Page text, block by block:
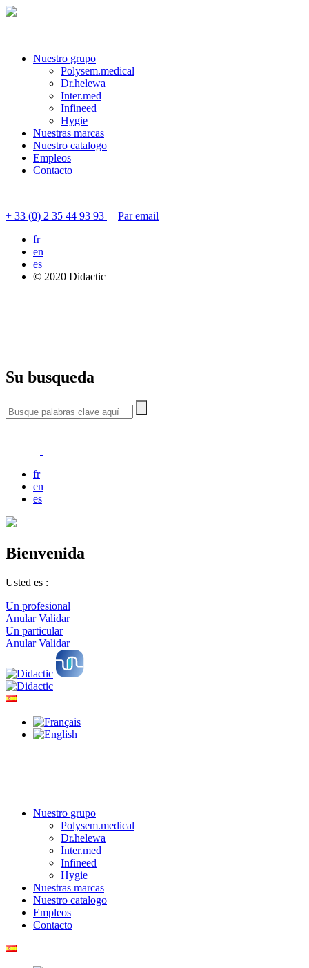
Nuestro grupo
Polysem.medical
Dr.helewa
Inter.med
Infineed
Hygie
Nuestras marcas
Nuestro catalogo
Empleos
Contacto
+ 33 (0) 2 35 44 93 93
Par email
fr
en
es
© 2020 Didactic
Su busqueda
fr
en
es
Bienvenida
Usted es :
Un profesional
Anular Validar
Un particular
Anular Validar
Nuestro grupo
Polysem.medical
Dr.helewa
Inter.med
Infineed
Hygie
Nuestras marcas
Nuestro catalogo
Empleos
Contacto